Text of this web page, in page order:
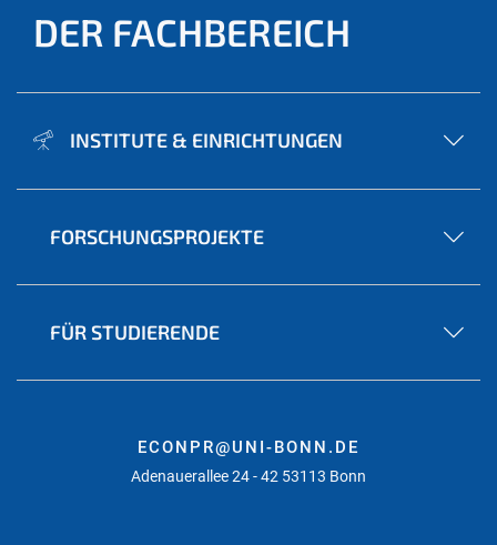
DER FACHBEREICH
INSTITUTE & EINRICHTUNGEN
FORSCHUNGSPROJEKTE
FÜR STUDIERENDE
ECONPR@UNI-BONN.DE
Adenauerallee 24 - 42 53113 Bonn